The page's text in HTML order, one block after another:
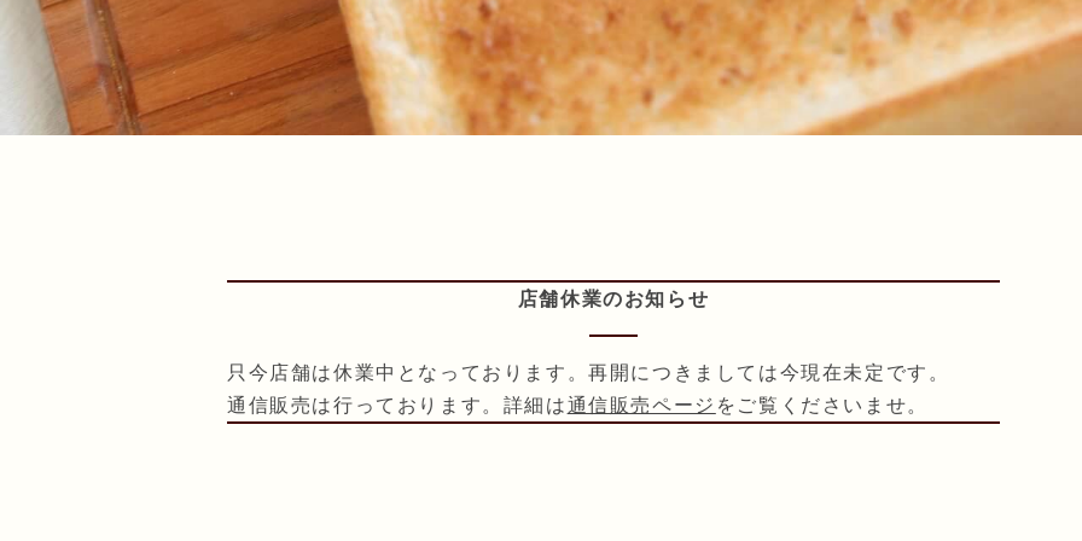
店舗休業のお知らせ
只今店舗は休業中となっております。再開につきましては今現在未定です。
通信販売は行っております。詳細は通信販売ページ をご覧くださいませ。